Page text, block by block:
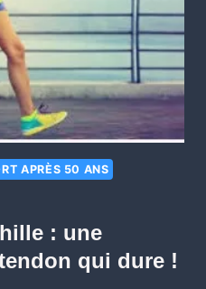
APRÈS 50 ANS
: une
qui dure !